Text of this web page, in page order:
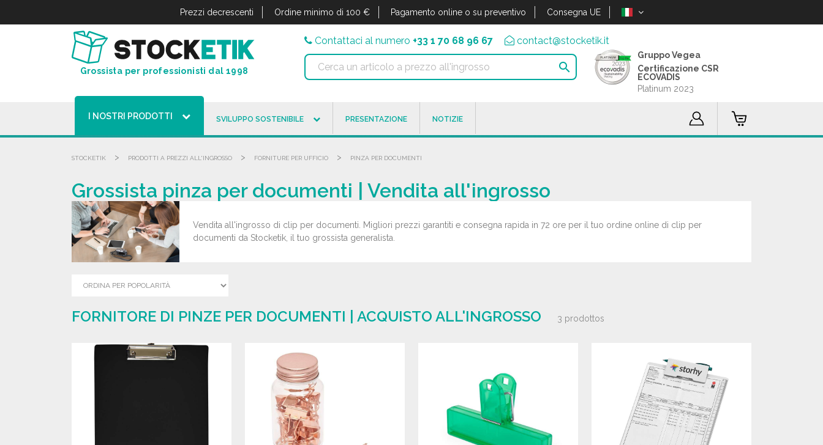
Prezzi decrescenti Ordine minimo di 100 € Pagamento online o su preventivo Consegna UE
Grossista per professionisti dal 1998
Contattaci al numero +33 1 70 68 96 67 contact@stocketik.it

Gruppo Vegea
Certificazione CSR
ECOVADIS
Platinum 2023
I NOSTRI PRODOTTI SVILUPPO SOSTENIBILE PRESENTAZIONE NOTIZIE
STOCKETIK > PRODOTTI A PREZZI ALL'INGROSSO > FORNITURE PER UFFICIO > PINZA PER DOCUMENTI
Grossista pinza per documenti | Vendita all'ingrosso
Vendita all'ingrosso di clip per documenti. Migliori prezzi garantiti e consegna rapida in 72 ore per il tuo ordine online di clip per
documenti da Stocketik, il tuo grossista generalista.
FORNITORE DI PINZE PER DOCUMENTI | ACQUISTO ALL'INGROSSO 3 prodottos